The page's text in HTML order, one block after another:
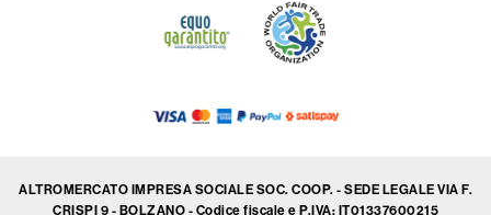
ALTROMERCATO IMPRESA SOCIALE SOC. COOP. - SEDE LEGALE VIA F.
CRISPI 9 - BOLZANO - Codice fiscale e P.IVA: IT01337600215